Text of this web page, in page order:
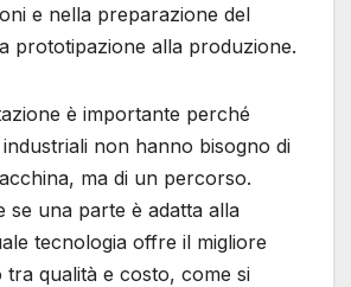
e nella preparazione del
prototipazione alla produzione.
è importante perché
non hanno bisogno di
ma di un percorso.
se una parte è adatta alla
tecnologia offre il migliore
tra qualità e costo, come si